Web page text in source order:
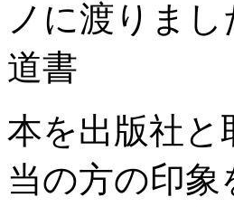
ノに渡りま
道書
本を出版社と
当の方の印